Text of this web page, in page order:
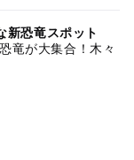
恐竜スポット
竜が大集合！木々